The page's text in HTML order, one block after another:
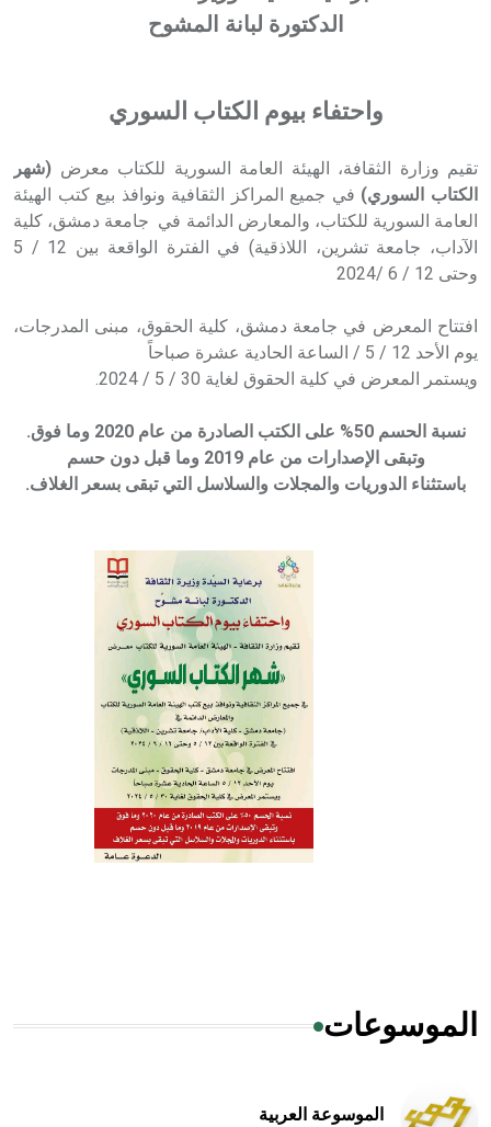
الدكتورة لبانة المشوح
واحتفاء بيوم الكتاب السوري
تقيم وزارة الثقافة، الهيئة العامة السورية للكتاب معرض (شهر
الكتاب السوري) في جميع المراكز الثقافية ونوافذ بيع كتب الهيئة
العامة السورية للكتاب، والمعارض الدائمة في جامعة دمشق، كلية
الآداب، جامعة تشرين، اللاذقية) في الفترة الواقعة بين 12 / 5
وحتى 12 / 6 /2024
افتتاح المعرض في جامعة دمشق، كلية الحقوق، مبنى المدرجات،
يوم الأحد 12 / 5 / الساعة الحادية عشرة صباحاً
ويستمر المعرض في كلية الحقوق لغاية 30 / 5 / 2024.
نسبة الحسم 50% على الكتب الصادرة من عام 2020 وما فوق.
وتبقى الإصدارات من عام 2019 وما قبل دون حسم
باستثناء الدوريات والمجلات والسلاسل التي تبقى بسعر الغلاف.
الموسوعات
الموسوعة العربية